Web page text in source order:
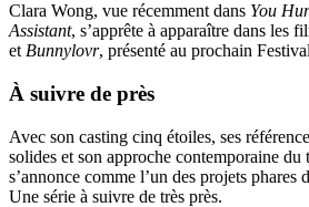
Clara Wong, vue récemment dans You
Assistant, s’apprête à apparaître dans les
et Bunnylovr, présenté au prochain
À suivre de près
Avec son casting cinq étoiles, ses
solides et son approche contemporaine du
s’annonce comme l’un des projets
Une série à suivre de très près.